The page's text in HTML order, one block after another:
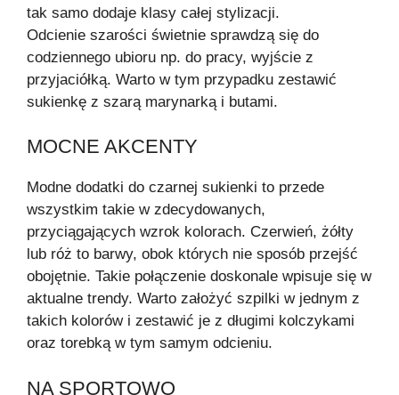
tak samo dodaje klasy całej stylizacji.
Odcienie szarości świetnie sprawdzą się do
codziennego ubioru np. do pracy, wyjście z
przyjaciółką. Warto w tym przypadku zestawić
sukienkę z szarą marynarką i butami.
MOCNE AKCENTY
Modne dodatki do czarnej sukienki to przede
wszystkim takie w zdecydowanych,
przyciągających wzrok kolorach. Czerwień, żółty
lub róż to barwy, obok których nie sposób przejść
obojętnie. Takie połączenie doskonale wpisuje się w
aktualne trendy. Warto założyć szpilki w jednym z
takich kolorów i zestawić je z długimi kolczykami
oraz torebką w tym samym odcieniu.
NA SPORTOWO